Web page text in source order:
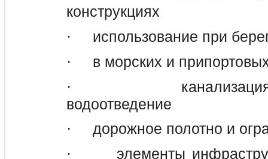
конструкциях
· использование при
· в морских и
·
водоотведение
· дорожное полотно и
· элементы